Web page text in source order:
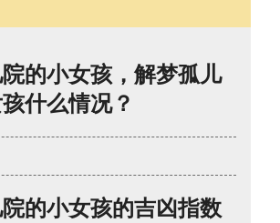
的小女孩，解梦孤儿
什么情况？
的小女孩的吉凶指数